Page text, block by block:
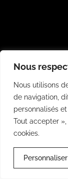
Nous
Nous utilisons
de navigation,
personnalisés
Tout accepter
cookies.
Personnaliser
bière brune